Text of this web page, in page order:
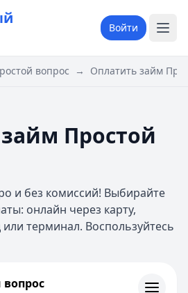
Войти
вопрос → Оплатить займ
Простой
и без комиссий! Выбирайте
онлайн через карту,
терминал. Воспользуйтесь
вопрос